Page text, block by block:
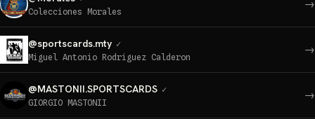
Colecciones Morales
→
@sportscards.mty ✓
Miguel Antonio Rodriguez Calderon
→
@MASTONII.SPORTSCARDS ✓
GIORGIO MASTONII
→